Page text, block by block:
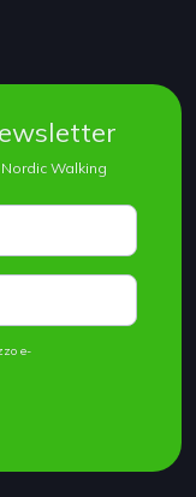
Walking
e-